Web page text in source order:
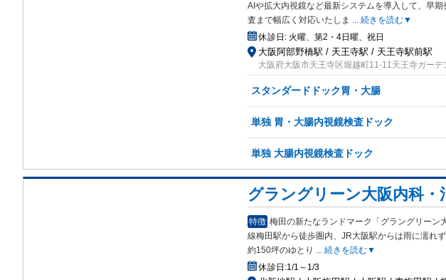
AIや拡大内視鏡など最新システムを導入して、早
査まで幅広く対応いたしま ... 続きを読む▼
休診日: 火曜、第2・4日曜、祝日
大阪阿部野橋駅 / 天王寺駅 / 天王寺駅前駅
大阪府大阪市天王寺区堀越町11-11天王寺ガーデ
スタンダードドック胃・大腸
単独 胃・大腸内視鏡検査ドック
単独 大腸内視鏡検査ドック
グラングリーン大阪内科
特徴 梅田の新たなランドマーク「グラングリーン
線梅田駅から徒歩圏内、JR大阪駅からは雨に濡れ
約150坪のゆとり ... 続きを読む▼
休診日:1/1～1/3